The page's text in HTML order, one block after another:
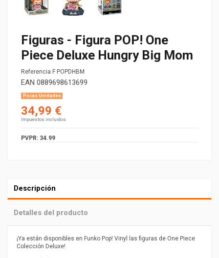
Figuras - Figura POP! One
Piece Deluxe Hungry Big Mom
Referencia F POPDHBM
EAN 0889698613699
Pocas Unidades
34,99 €
Impuestos incluidos
PVPR: 34.99
Descripción
Detalles del producto
¡Ya están disponibles en Funko Pop! Vinyl las figuras de One Piece
Colección Deluxe!